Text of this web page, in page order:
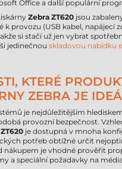
Office a další populární
Zebra ZT620 jsou
provozu (USB kabel, napájecí
si stačí už jen vybrat
jedinečnou skladovou nabídku
KTERÉ
ZEBRA JE
je nejdůležitějším
provozní bezpečnost.
je dostupná v mnoha
potřeb obtížné určit
nákupem je vhodné prověřit
a speciální požadavky na